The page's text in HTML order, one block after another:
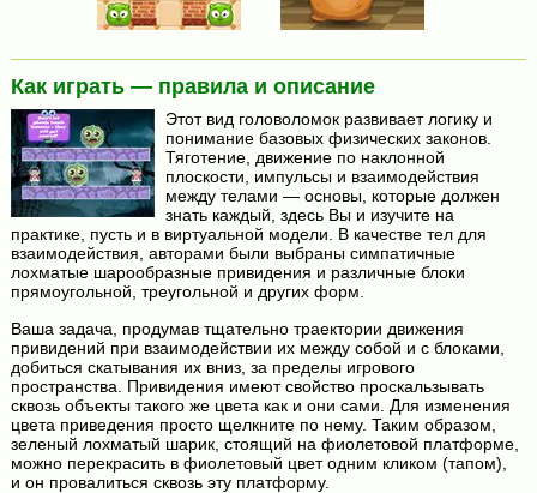
Как играть — правила и описание
Этот вид головоломок развивает логику и
понимание базовых физических законов.
Тяготение, движение по наклонной
плоскости, импульсы и взаимодействия
между телами — основы, которые должен
знать каждый, здесь Вы и изучите на
практике, пусть и в виртуальной модели. В качестве тел для
взаимодействия, авторами были выбраны симпатичные
лохматые шарообразные привидения и различные блоки
прямоугольной, треугольной и других форм.
Ваша задача, продумав тщательно траектории движения
привидений при взаимодействии их между собой и с блоками,
добиться скатывания их вниз, за пределы игрового
пространства. Привидения имеют свойство проскальзывать
сквозь объекты такого же цвета как и они сами. Для изменения
цвета приведения просто щелкните по нему. Таким образом,
зеленый лохматый шарик, стоящий на фиолетовой платформе,
можно перекрасить в фиолетовый цвет одним кликом (тапом),
и он провалиться сквозь эту платформу.